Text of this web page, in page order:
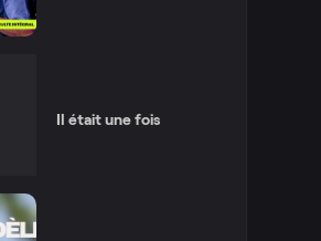
Il était une fois